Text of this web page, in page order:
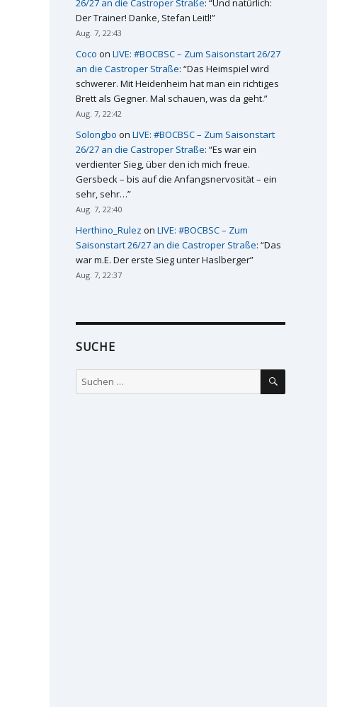
26/27 an die Castroper Straße: “Und natürlich:
Der Trainer! Danke, Stefan Leitl!”
Aug. 7, 22:43
Coco on LIVE: #BOCBSC – Zum Saisonstart 26/27
an die Castroper Straße: “Das Heimspiel wird
schwerer. Mit Heidenheim hat man ein richtiges
Brett als Gegner. Mal schauen, was da geht.”
Aug. 7, 22:42
Solongbo on LIVE: #BOCBSC – Zum Saisonstart
26/27 an die Castroper Straße: “Es war ein
verdienter Sieg, über den ich mich freue.
Gersbeck – bis auf die Anfangsnervosität – ein
sehr, sehr…”
Aug. 7, 22:40
Herthino_Rulez on LIVE: #BOCBSC – Zum
Saisonstart 26/27 an die Castroper Straße: “Das
war m.E. Der erste Sieg unter Haslberger”
Aug. 7, 22:37
SUCHE
Suchen
nach:
SUCHEN